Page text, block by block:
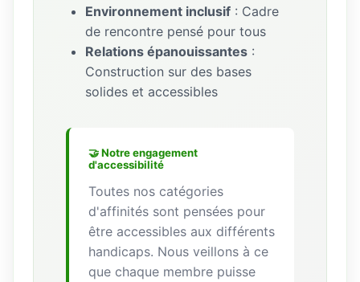
Environnement inclusif : Cadre
de rencontre pensé pour tous
Relations épanouissantes :
Construction sur des bases
solides et accessibles
🤝 Notre engagement
d'accessibilité
Toutes nos catégories
d'affinités sont pensées pour
être accessibles aux différents
handicaps. Nous veillons à ce
que chaque membre puisse